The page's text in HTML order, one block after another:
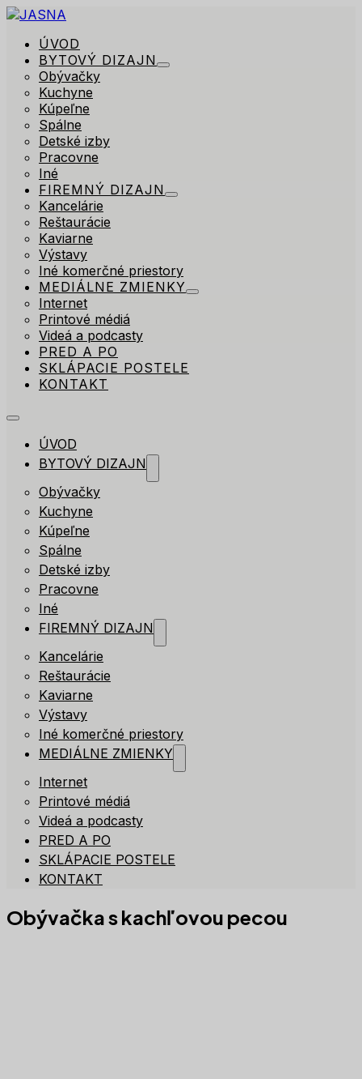
ÚVOD
BYTOVÝ DIZAJN
Obývačky
Kuchyne
Kúpeľne
Spálne
Detské izby
Pracovne
Iné
FIREMNÝ DIZAJN
Kancelárie
Reštaurácie
Kaviarne
Výstavy
Iné komerčné priestory
MEDIÁLNE ZMIENKY
Internet
Printové médiá
Videá a podcasty
PRED A PO
SKLÁPACIE POSTELE
KONTAKT
ÚVOD
BYTOVÝ DIZAJN
Obývačky
Kuchyne
Kúpeľne
Spálne
Detské izby
Pracovne
Iné
FIREMNÝ DIZAJN
Kancelárie
Reštaurácie
Kaviarne
Výstavy
Iné komerčné priestory
MEDIÁLNE ZMIENKY
Internet
Printové médiá
Videá a podcasty
PRED A PO
SKLÁPACIE POSTELE
KONTAKT
Obývačka s kachľovou pecou